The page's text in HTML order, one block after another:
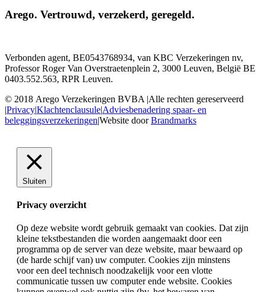
Arego. Vertrouwd, verzekerd, geregeld.
Verbonden agent, BE0543768934, van KBC Verzekeringen nv,
Professor Roger Van Overstraetenplein 2, 3000 Leuven, België BE
0403.552.563, RPR Leuven.
© 2018 Arego Verzekeringen BVBA |Alle rechten gereserveerd
|Privacy|Klachtenclausule|Adviesbenadering spaar- en
beleggingsverzekeringen|Website doorBrandmarks
Sluiten
Privacy overzicht
Op deze website wordt gebruik gemaakt van cookies. Dat zijn
kleine tekstbestanden die worden aangemaakt door een
programma op de server van deze website, maar bewaard op
(de harde schijf van) uw computer. Cookies zijn minstens
voor een deel technisch noodzakelijk voor een vlotte
communicatie tussen uw computer ende website. Cookies